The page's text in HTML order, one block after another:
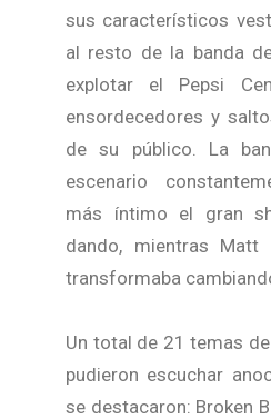
sus característicos
al resto de la banda
explotar el Pepsi
ensordecedores y
de su público. La
escenario
más íntimo el gran
dando, mientras
transformaba
Un total de 21 temas
pudieron escuchar
se destacaron: Broken